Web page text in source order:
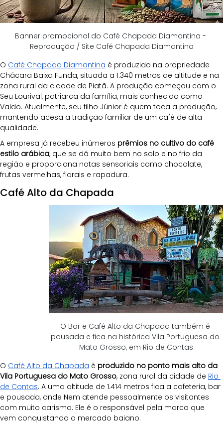
Banner promocional do Café Chapada Diamantina -
Reprodução / Site Café Chapada Diamantina
O Café Chapada Diamantina é produzido na propriedade
Chácara Baixa Funda, situada a 1.340 metros de altitude e na
zona rural da cidade de Piatã. A produção começou com o
Seu Lourival, patriarca da família, mais conhecido como
Valdo. Atualmente, seu filho Júnior é quem toca a produção,
mantendo acesa a tradição familiar de um café de alta
qualidade.
A empresa já recebeu inúmeros prêmios no cultivo do café
estilo arábica, que se dá muito bem no solo e no frio da
região e proporciona notas sensoriais como chocolate,
frutas vermelhas, florais e rapadura.
Café Alto da Chapada
O Bar e Café Alto da Chapada também é
pousada e fica na histórica Vila Portuguesa do
Mato Grosso, em Rio de Contas
O Café Alto da Chapada é produzido no ponto mais alto da
Vila Portuguesa do Mato Grosso, zona rural da cidade de Rio
de Contas. A uma altitude de 1.414 metros fica a cafeteria, bar
e pousada, onde Nem atende pessoalmente os visitantes
com muito carisma. Ele é o responsável pela marca que
vem conquistando o mercado baiano.